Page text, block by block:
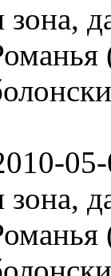
зона,
зона,